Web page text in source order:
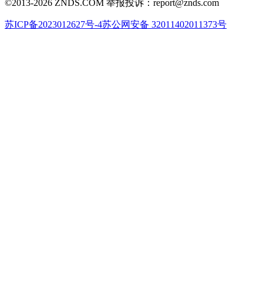
©2013-2026 ZNDS.COM 举报投诉：report@znds.com
苏ICP备2023012627号-4苏公网安备 32011402011373号